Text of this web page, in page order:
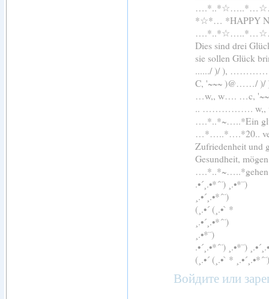
*☆*… *HAPPY
Dies sind drei
sie sollen Glück
....../ )/ ),
C, '~~~ )@……/
…w,, w…. …c,
.. …………….
….*..*~…..*Ein
…*…..*….*20..
Zufriedenheit
Gesundheit,
.•´¸.•*´¨) ¸.•*¨)
¸.•´¸.•*´¨)
(¸.•´ (¸.•` *
¸.•´¸.•*´¨)
¸.•*¨)
.•´¸.•*´¨) ¸.•*¨)
(¸.•´ (¸.•` *
Войдите или